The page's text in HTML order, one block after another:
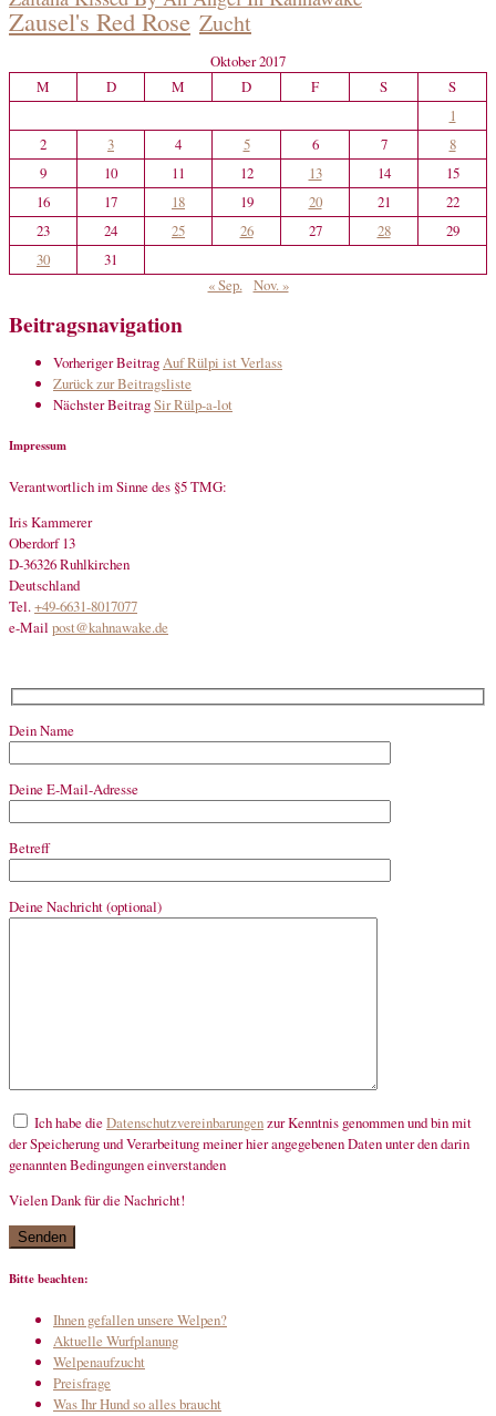
Zausel's Red Rose Zucht
Oktober 2017
M
D M D F S
S
1
2
3 4 5 6 7
8
9
10 11 12 13 14
15
16
17 18 19 20 21
22
23
24 25 26 27 28
29
30
31
« Sep. Nov. »
Beitragsnavigation
Vorheriger BeitragAuf Rülpi ist Verlass
Zurück zur Beitragsliste
Nächster BeitragSir Rülp-a-lot
Impressum
Verantwortlich im Sinne des §5 TMG:
Iris Kammerer
Oberdorf 13
D-36326 Ruhlkirchen
Deutschland
Tel.+49-6631-8017077
e-Mail post@kahnawake.de
Dein Name
Deine E-Mail-Adresse
Betreff
Deine Nachricht (optional)
Ich habe dieDatenschutzvereinbarungenzur Kenntnis genommen und bin mit
der Speicherung und Verarbeitung meiner hier angegebenen Daten unter den darin
genannten Bedingungen einverstanden
Vielen Dank für die Nachricht!
mandatory
Bitte beachten:
Ihnen gefallen unsere Welpen?
Aktuelle Wurfplanung
Welpenaufzucht
Preisfrage
Was Ihr Hund so alles braucht